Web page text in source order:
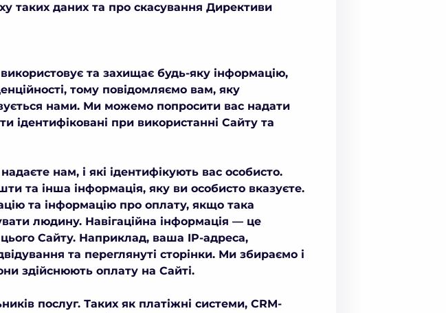
таких даних та про скасування Директиви
та захищає будь-яку інформацію,
тому повідомляємо вам, яку
нами. Ми можемо попросити вас надати
ідентифіковані при використанні Сайту та
нам, і які ідентифікують вас особисто.
та інша інформація, яку ви особисто вказуєте.
та інформацію про оплату, якщо така
людину. Навігаційна інформація — це
Сайту. Наприклад, ваша IP-адреса,
та переглянуті сторінки. Ми збираємо і
здійснюють оплату на Сайті.
послуг. Таких як платіжні системи, CRM-